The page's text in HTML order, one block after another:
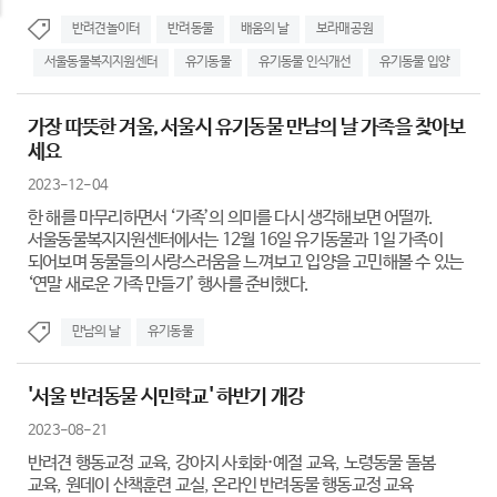
반려견놀이터 반려동물 배움의 날 보라매공원
서울동물복지지원센터 유기동물 유기동물 인식개선 유기동물 입양
가장 따뜻한 겨울, 서울시 유기동물 만남의 날 가족을 찾아보
세요
2023-12-04
한 해를 마무리하면서 ‘가족’의 의미를 다시 생각해보면 어떨까.
서울동물복지지원센터에서는 12월 16일 유기동물과 1일 가족이
되어보며 동물들의 사랑스러움을 느껴보고 입양을 고민해볼 수 있는
‘연말 새로운 가족 만들기’ 행사를 준비했다.
만남의 날 유기동물
'서울 반려동물 시민학교' 하반기 개강
2023-08-21
반려견 행동교정 교육, 강아지 사회화·예절 교육, 노령동물 돌봄
교육, 원데이 산책훈련 교실, 온라인 반려동물 행동교정 교육